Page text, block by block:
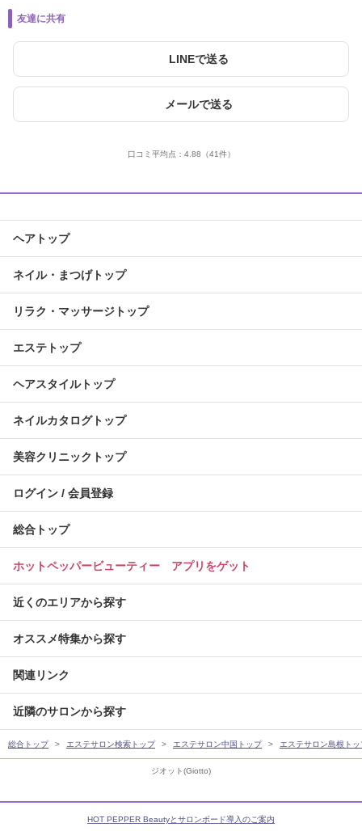
ジオット(Giotto)
友達に共有
LINEで送る
メールで送る
口コミ平均点： 4.88 （41件）
ヘアトップ
ネイル・まつげトップ
リラク・マッサージトップ
エステトップ
ヘアスタイルトップ
ネイルカタログトップ
美容クリニックトップ
ログイン / 会員登録
総合トップ
ホットペッパービューティー アプリをゲット
近くのエリアから探す
オススメ特集から探す
関連リンク
近隣のサロンから探す
総合トップ エステサロン検索トップ エステサロン中国トップ エステサロン島根トッ
HOT PEPPER Beautyとサロンボード導入のご案内